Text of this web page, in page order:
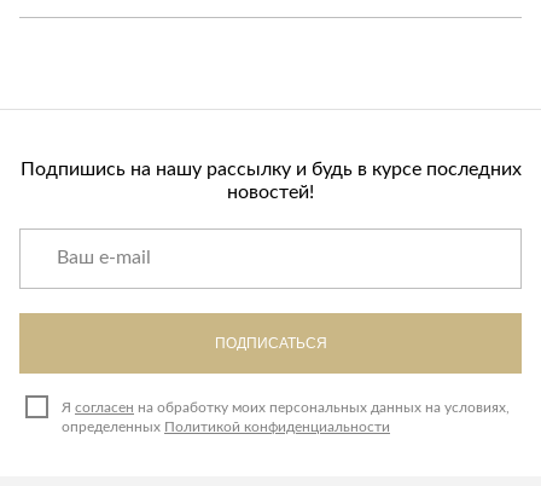
Подпишись на нашу рассылку и будь в курсе последних
новостей!
ПОДПИСАТЬСЯ
Я согласен на обработку моих персональных данных на условиях,
определенных Политикой конфиденциальности